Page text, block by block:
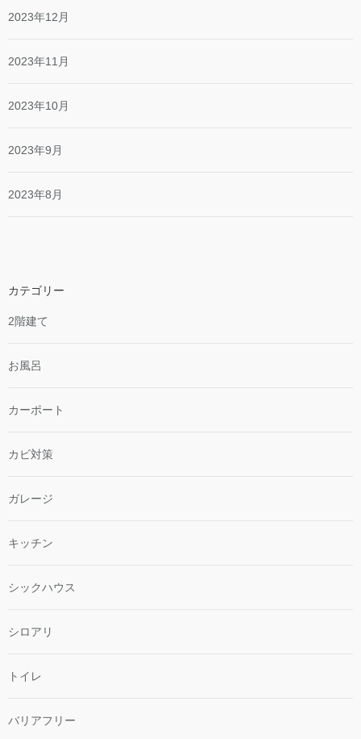
2023年12月
2023年11月
2023年10月
2023年9月
2023年8月
カテゴリー
2階建て
お風呂
カーポート
カビ対策
ガレージ
キッチン
シックハウス
シロアリ
トイレ
バリアフリー